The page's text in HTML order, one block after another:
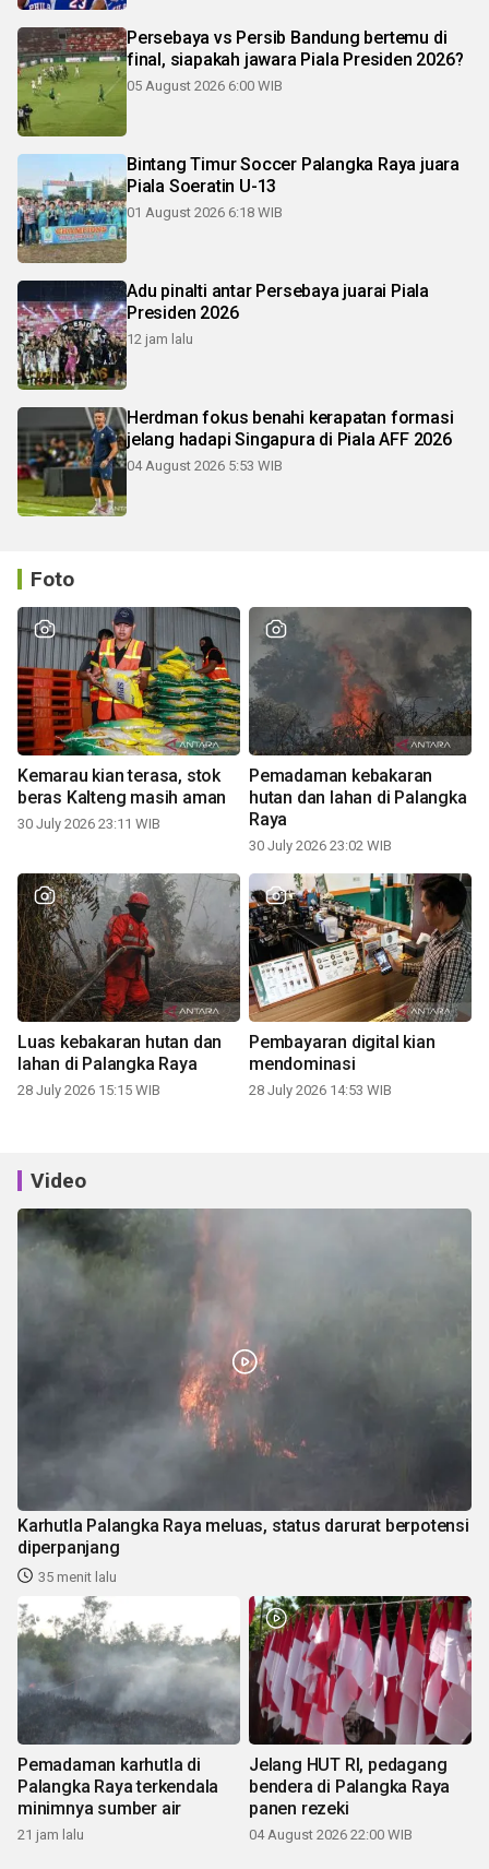
Persebaya vs Persib Bandung bertemu di
final, siapakah jawara Piala Presiden 2026?
05 August 2026 6:00 WIB
Bintang Timur Soccer Palangka Raya juara
Piala Soeratin U-13
01 August 2026 6:18 WIB
Adu pinalti antar Persebaya juarai Piala
Presiden 2026
12 jam lalu
Herdman fokus benahi kerapatan formasi
jelang hadapi Singapura di Piala AFF 2026
04 August 2026 5:53 WIB
Foto
Kemarau kian terasa, stok
beras Kalteng masih aman
30 July 2026 23:11 WIB
Pemadaman kebakaran
hutan dan lahan di Palangka
Raya
30 July 2026 23:02 WIB
Luas kebakaran hutan dan
lahan di Palangka Raya
28 July 2026 15:15 WIB
Pembayaran digital kian
mendominasi
28 July 2026 14:53 WIB
Video
Karhutla Palangka Raya meluas, status darurat berpotensi
diperpanjang
35 menit lalu
Pemadaman karhutla di
Palangka Raya terkendala
minimnya sumber air
21 jam lalu
Jelang HUT RI, pedagang
bendera di Palangka Raya
panen rezeki
04 August 2026 22:00 WIB